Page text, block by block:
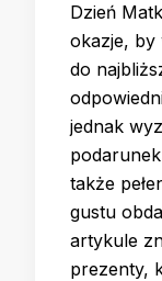
Dzień
okazje, by
do
jednak
także
gustu
artykule
prezenty,